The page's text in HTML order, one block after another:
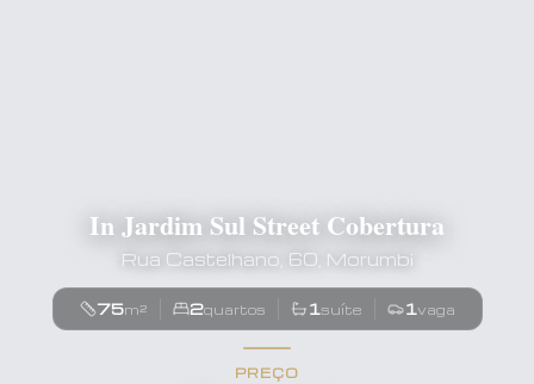
In Jardim Sul Street Cobertura
Rua Castelhano, 60, Morumbi
75m² 2quartos 1suíte 1vaga
PREÇO